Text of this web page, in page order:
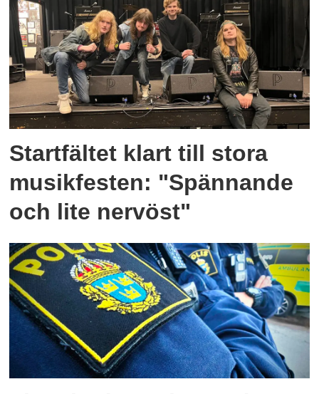
Startfältet klart till stora
musikfesten: "Spännande
och lite nervöst"